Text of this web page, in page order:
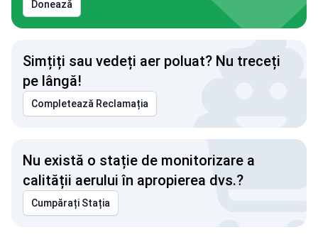
Donează
Simțiți sau vedeți aer poluat? Nu treceți
pe lângă!
Completează Reclamația
Nu există o stație de monitorizare a
calității aerului în apropierea dvs.?
Cumpărați Stația